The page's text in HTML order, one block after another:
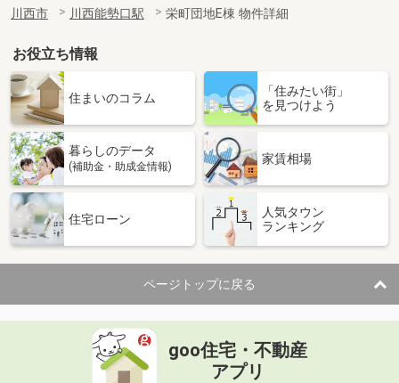
川西市
川西能勢口駅 栄町団地E棟 物件詳細
お役立ち情報
住まいのコラム
「住みたい街」
を見つけよう
暮らしのデータ
(補助金・助成金情報)
家賃相場
住宅ローン
人気タウン
ランキング
ページトップに戻る
goo住宅・不動産
アプリ